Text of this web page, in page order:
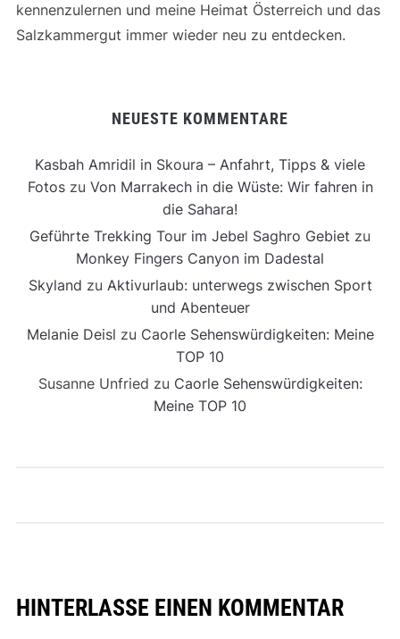
kennenzulernen und meine Heimat Österreich und das
Salzkammergut immer wieder neu zu entdecken.
NEUESTE KOMMENTARE
Kasbah Amridil in Skoura – Anfahrt, Tipps & viele
Fotoszu Von Marrakech in die Wüste: Wir fahren in
die Sahara!
Geführte Trekking Tour im Jebel Saghro Gebiet zu
Monkey Fingers Canyon im Dadestal
Skyland zu Aktivurlaub: unterwegs zwischen Sport
und Abenteuer
Melanie Deisl zu Caorle Sehenswürdigkeiten: Meine
TOP 10
Susanne Unfried zu Caorle Sehenswürdigkeiten:
Meine TOP 10
HINTERLASSE EINEN KOMMENTAR